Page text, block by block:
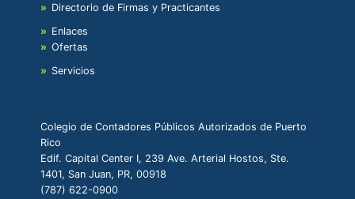
Directorio de Firmas y Practicantes
Enlaces
Ofertas
Servicios
Colegio de Contadores Públicos Autorizados de Puerto
Rico
Edif. Capital Center I, 239 Ave. Arterial Hostos, Ste.
1401, San Juan, PR, 00918
(787) 622-0900